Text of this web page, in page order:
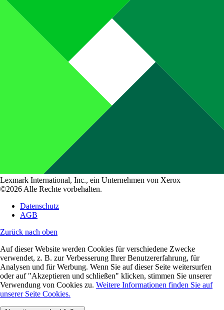
Lexmark International, Inc., ein Unternehmen von Xerox
©2026 Alle Rechte vorbehalten.
Datenschutz
AGB
Zurück nach oben
Auf dieser Website werden Cookies für verschiedene Zwecke
verwendet, z. B. zur Verbesserung Ihrer Benutzererfahrung, für
Analysen und für Werbung. Wenn Sie auf dieser Seite weitersurfen
oder auf "Akzeptieren und schließen" klicken, stimmen Sie unserer
Verwendung von Cookies zu. Weitere Informationen finden Sie auf
unserer Seite Cookies.